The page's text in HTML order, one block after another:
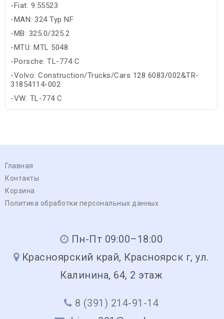
-Fiat: 9.55523
-MAN: 324 Typ NF
-MB: 325.0/325.2
-MTU: MTL 5048
-Porsche: TL-774 C
-Volvo: Construction/Trucks/Cars 128 6083/002&TR-
31854114-002
-VW: TL-774 C
-Toyota: Toyota Motor Corporation
Главная
Контакты
Корзина
Политика обработки персональных данных
Пн-Пт 09:00–18:00
Красноярский край, Красноярск г, ул.
Калинина, 64, 2 этаж
8 (391) 214-91-14